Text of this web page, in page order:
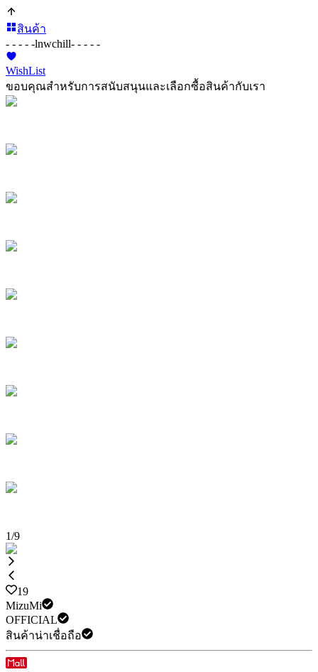
สินค้า
- - - - -lnwchill- - - - -
WishList
ขอบคุณสำหรับการสนับสนุนและเลือกซื้อสินค้ากับเรา
1/9
19
MizuMi
OFFICIAL
สินค้าน่าเชื่อถือ